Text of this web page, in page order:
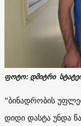
ფოტო: დმიტრი
“ბინადრობის
დიდი დასტა უნდა